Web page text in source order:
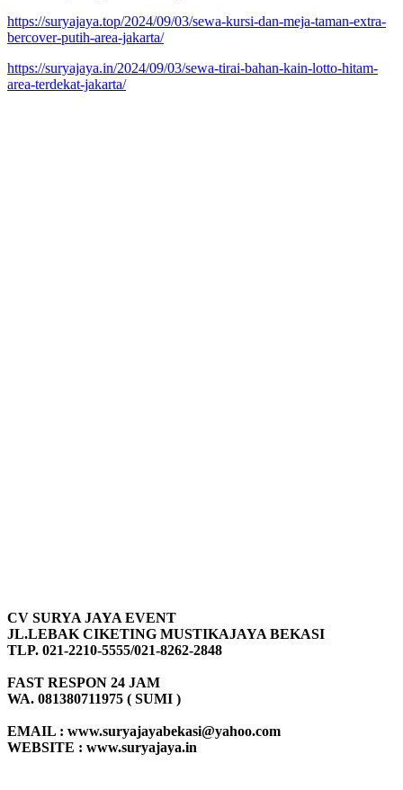
https://suryajaya.top/2024/09/03/sewa-kursi-dan-meja-taman-extra-
bercover-putih-area-jakarta/
https://suryajaya.in/2024/09/03/sewa-tirai-bahan-kain-lotto-hitam-
area-terdekat-jakarta/
CV SURYA JAYA EVENT
JL.LEBAK CIKETING MUSTIKAJAYA BEKASI
TLP. 021-2210-5555/021-8262-2848
FAST RESPON 24 JAM
WA. 081380711975 ( SUMI )
EMAIL : www.suryajayabekasi@yahoo.com
WEBSITE : www.suryajaya.in